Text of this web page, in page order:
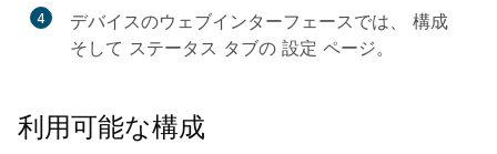
4 デバイスのウェブインターフェースでは、 構成
そして ステータス タブの 設定 ページ。
利用可能な構成